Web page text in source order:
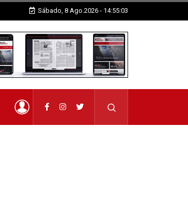
Sábado, 8 Ago.2026 - 14:55:04